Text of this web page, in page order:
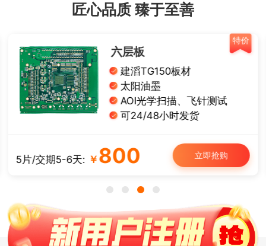
匠心品质 臻于至善
特价
六层板
建滔TG150板材
太阳油墨
AOI光学扫描、飞针测试
可24/48小时发货
5片/交期5-6天: ￥ 800 立即抢购